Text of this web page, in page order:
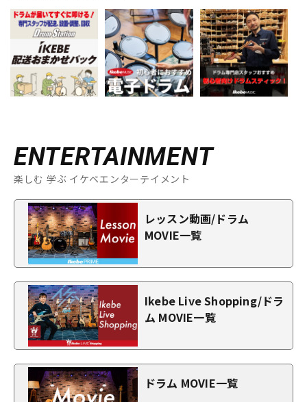
ENTERTAINMENT
楽しむ 学ぶ イケベエンターテイメント
レッスン動画/ドラム
MOVIE一覧
Ikebe Live Shopping/ドラ
ム MOVIE一覧
ドラム MOVIE一覧